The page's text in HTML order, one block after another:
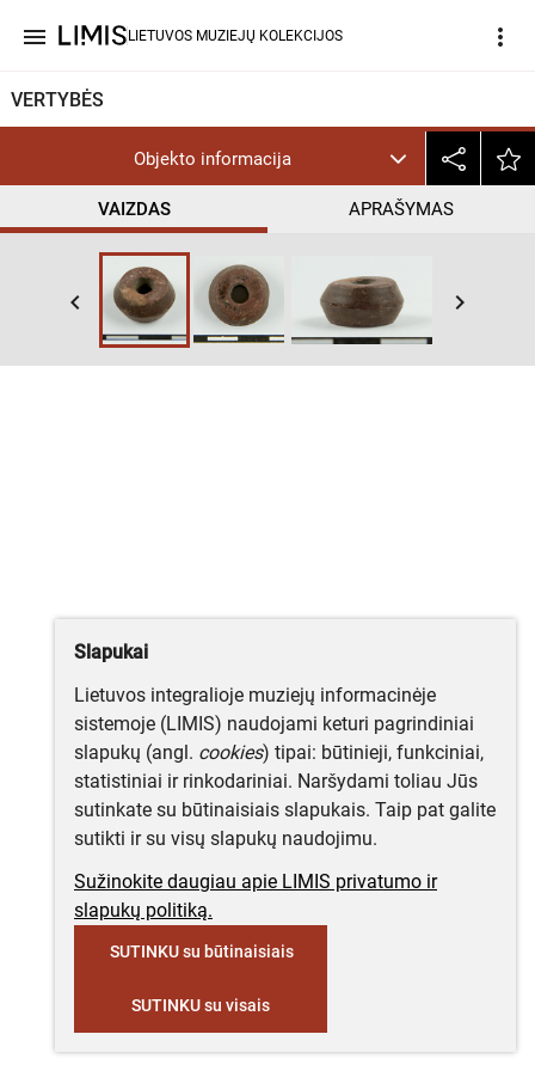
menu LIETUVOS MUZIEJŲ KOLEKCIJOS more_vert
VERTYBĖS
Objekto informacija
VAIZDAS APRAŠYMAS
keyboard_arrow_left keyboard_arrow_right
Slapukai
Lietuvos integralioje muziejų informacinėje
sistemoje (LIMIS) naudojami keturi pagrindiniai
slapukų (angl. cookies) tipai: būtinieji, funkciniai,
statistiniai ir rinkodariniai. Naršydami toliau Jūs
sutinkate su būtinaisiais slapukais. Taip pat galite
sutikti ir su visų slapukų naudojimu.
Sužinokite daugiau apie LIMIS privatumo ir
slapukų politiką.
SUTINKU su būtinaisiais
SUTINKU su visais